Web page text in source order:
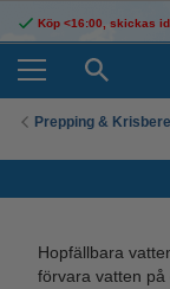
Köp <16:00, skickas
Prepping &
Hopfällbara
förvara vatten